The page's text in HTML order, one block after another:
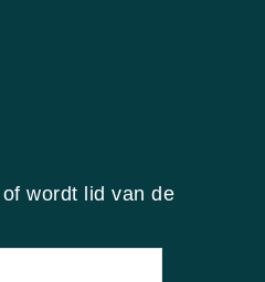
wordt lid van de